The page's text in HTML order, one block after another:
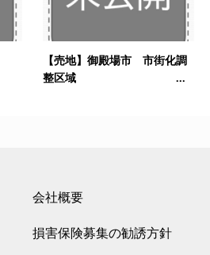
【売地】御殿場市 市街化調
整区域 ...
会社概要
損害保険募集の勧誘方針